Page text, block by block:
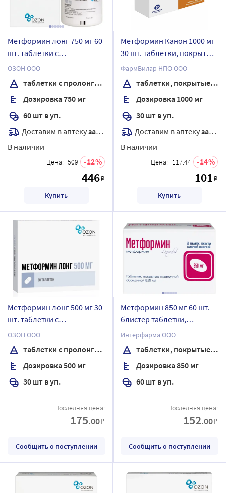
Метформин лонг 750 мг 60
шт. таблетки с
пролонгированным
высвобождением
ОЗОН ООО
таблетки с пролонгированным высвобождением
Дозировка 750 мг
60 шт в уп.
Доставим в аптекузавтра
В наличии
Цена: 509 12
446₽
Купить
Метформин Канон 1000 мг
30 шт. таблетки, покрытые
пленочной оболочкой
ФармВилар НПО ООО
таблетки, покрытые пленочной оболочкой
Дозировка 1000 мг
30 шт в уп.
Доставим в аптекузавтра
В наличии
Цена: 117.44 14
101₽
Купить
Метформин лонг 500 мг 30
шт. таблетки с
пролонгированным
высвобождением
ОЗОН ООО
таблетки с пролонгированным высвобождением
Дозировка 500 мг
30 шт в уп.
Последняя цена:
175.00₽
Сообщить о поступлении
Метформин 850 мг 60 шт.
блистер таблетки,
покрытые пленочной
оболочкой
Интерфарма ООО
таблетки, покрытые пленочной оболочкой
Дозировка 850 мг
60 шт в уп.
Последняя цена:
152.00₽
Сообщить о поступлении